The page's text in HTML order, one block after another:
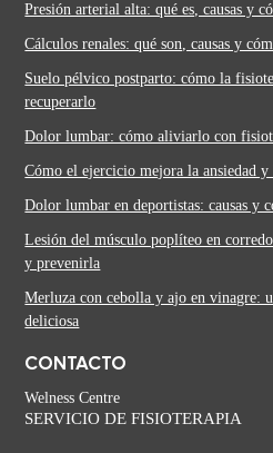
Presión arterial alta: qué es, causas y
Cálculos renales: qué son, causas y
Suelo pélvico postparto: cómo la
recuperarlo
Dolor lumbar: cómo aliviarlo con
Cómo el ejercicio mejora la ansiedad y
Dolor lumbar en deportistas: causas y
Lesión del músculo poplíteo en
y prevenirla
Merluza con cebolla y ajo en vinagre:
deliciosa
CONTACTO
Welness Centre
SERVICIO DE FISIOTERAPIA